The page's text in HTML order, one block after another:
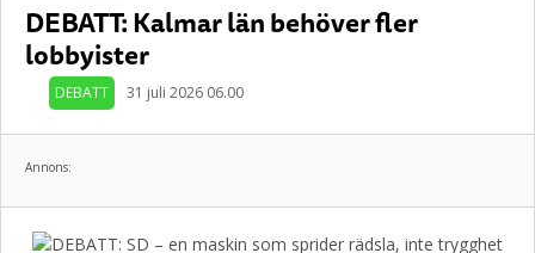
DEBATT: Kalmar län behöver fler
lobbyister
DEBATT 31 juli 2026 06.00
Annons: